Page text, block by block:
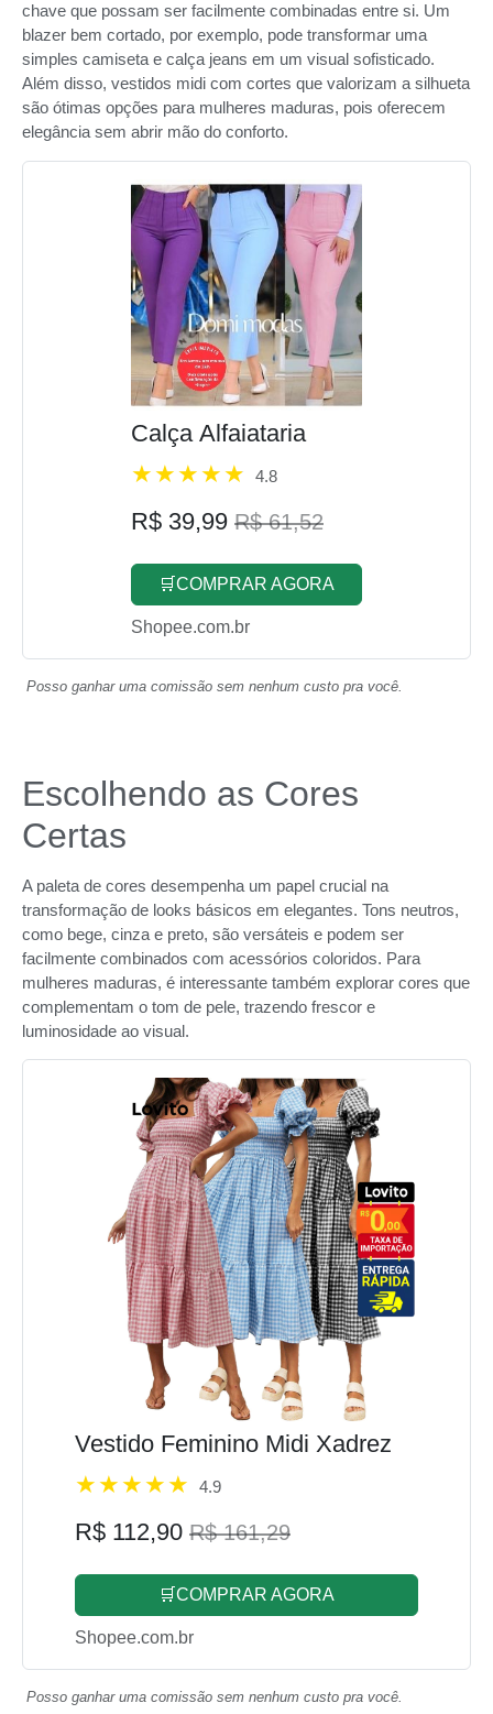
chave que possam ser facilmente combinadas entre si. Um
blazer bem cortado, por exemplo, pode transformar uma
simples camiseta e calça jeans em um visual sofisticado.
Além disso, vestidos midi com cortes que valorizam a silhueta
são ótimas opções para mulheres maduras, pois oferecem
elegância sem abrir mão do conforto.
Calça Alfaiataria
4.8
R$ 39,99 R$ 61,52
🛒COMPRAR AGORA
Shopee.com.br
Posso ganhar uma comissão sem nenhum custo pra você.
Escolhendo as Cores
Certas
A paleta de cores desempenha um papel crucial na
transformação de looks básicos em elegantes. Tons neutros,
como bege, cinza e preto, são versáteis e podem ser
facilmente combinados com acessórios coloridos. Para
mulheres maduras, é interessante também explorar cores que
complementam o tom de pele, trazendo frescor e
luminosidade ao visual.
Vestido Feminino Midi Xadrez
4.9
R$ 112,90 R$ 161,29
🛒COMPRAR AGORA
Shopee.com.br
Posso ganhar uma comissão sem nenhum custo pra você.